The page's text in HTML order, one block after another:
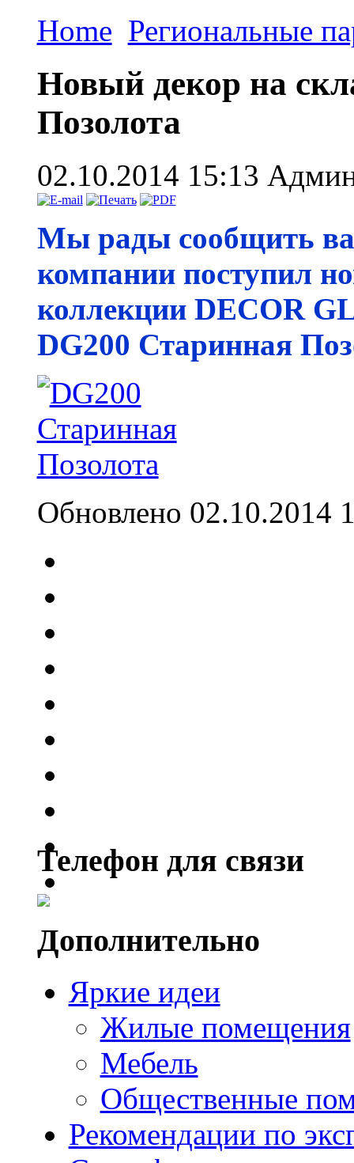
Home Региональные
Новый декор на
Позолота
02.10.2014 15:13
Мы рады сообщить
компании поступил
коллекции DECOR
DG200 Старинная
Обновлено 02.10.2014
Телефон для связи
Дополнительно
Яркие идеи
Жилые помещения
Мебель
Общественные
Рекомендации по